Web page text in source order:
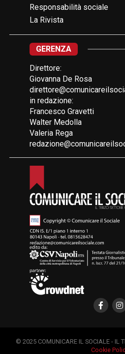
Responsabilità sociale
La Rivista
GERENZA
Direttore:
Giovanna De Rosa
in redazione:
Francesco Gravetti
Walter Medolla
Valeria Rega
© 2025 COMUNICARE IL SOCIALE - IL
Cookie